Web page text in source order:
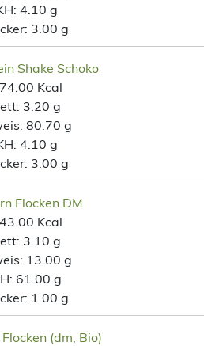
4.10 g
3.00 g
Shake Schoko
Kcal
3.20 g
80.70 g
4.10 g
3.00 g
Flocken DM
Kcal
3.10 g
13.00 g
61.00 g
1.00 g
(dm, Bio)